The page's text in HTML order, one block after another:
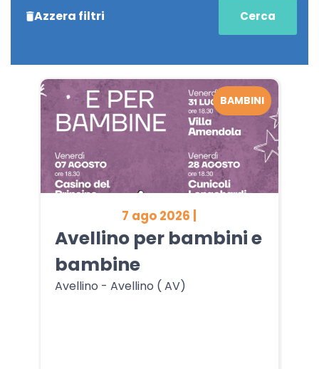
Azzera filtri
7 ago 2026 |
Avellino per bambini e
bambine
Avellino - Avellino ( AV)
BAMBINI